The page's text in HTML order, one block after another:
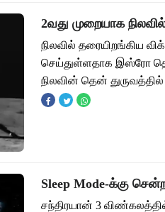
2வது முறையாக
நிலவில் தரையிறங்கிய
செய்துள்ளதாக இஸ்ரோ
நிலவின் தென்
Sleep Mode-க்கு
சந்திரயான் 3